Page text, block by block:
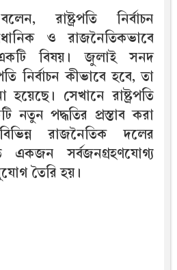
রাষ্ট্রপতি নির্বাচন
ও রাজনৈতিকভাবে
বিষয়। জুলাই সনদ
নির্বাচন কীভাবে হবে, তা
সেখানে রাষ্ট্রপতি
নতুন পদ্ধতির প্রস্তাব করা
রাজনৈতিক দলের
একজন সর্বজনগ্রহণযোগ্য
সুযোগ তৈরি হয়।